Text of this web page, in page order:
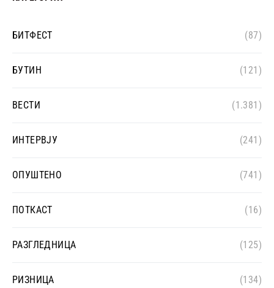
БИТФЕСТ (87)
БУТИН (121)
ВЕСТИ (1.381)
ИНТЕРВЈУ (241)
ОПУШТЕНО (741)
ПОТКАСТ (16)
РАЗГЛЕДНИЦА (125)
РИЗНИЦА (134)